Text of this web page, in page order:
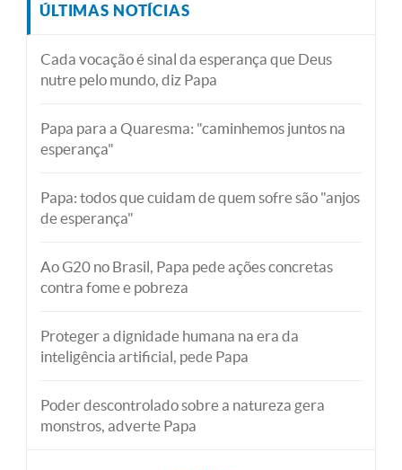
ÚLTIMAS NOTÍCIAS
Cada vocação é sinal da esperança que Deus
nutre pelo mundo, diz Papa
Papa para a Quaresma: "caminhemos juntos na
esperança"
Papa: todos que cuidam de quem sofre são "anjos
de esperança"
Ao G20 no Brasil, Papa pede ações concretas
contra fome e pobreza
Proteger a dignidade humana na era da
inteligência artificial, pede Papa
Poder descontrolado sobre a natureza gera
monstros, adverte Papa